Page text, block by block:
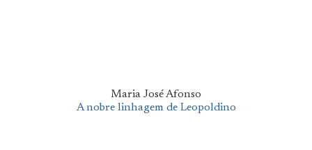
Maria José Afonso
A nobre linhagem de Leopoldino